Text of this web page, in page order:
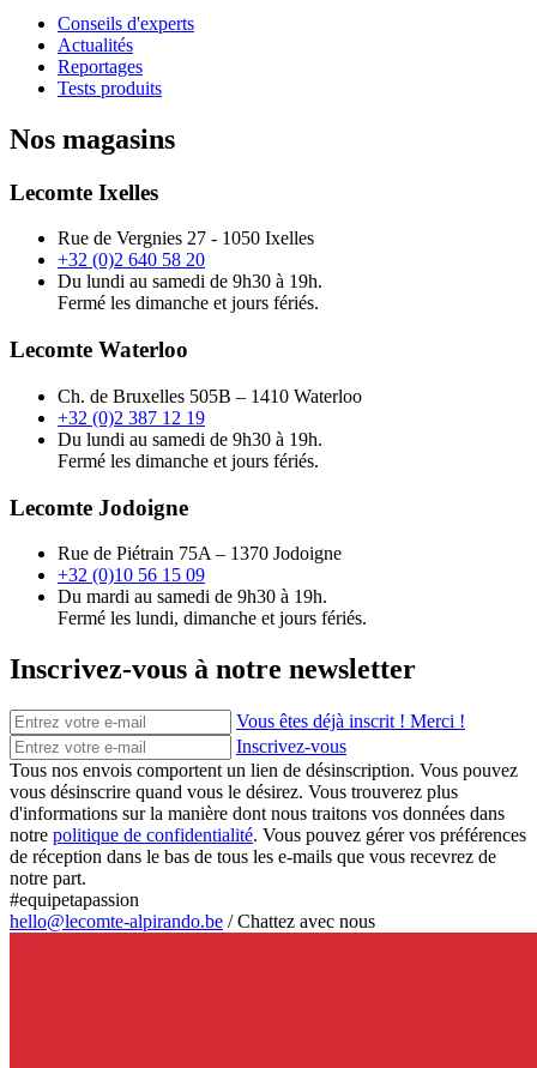
Conseils d'experts
Actualités
Reportages
Tests produits
Nos magasins
Lecomte Ixelles
Rue de Vergnies 27 - 1050 Ixelles
+32 (0)2 640 58 20
Du lundi au samedi de 9h30 à 19h.
Fermé les dimanche et jours fériés.
Lecomte Waterloo
Ch. de Bruxelles 505B – 1410 Waterloo
+32 (0)2 387 12 19
Du lundi au samedi de 9h30 à 19h.
Fermé les dimanche et jours fériés.
Lecomte Jodoigne
Rue de Piétrain 75A – 1370 Jodoigne
+32 (0)10 56 15 09
Du mardi au samedi de 9h30 à 19h.
Fermé les lundi, dimanche et jours fériés.
Inscrivez-vous à notre newsletter
Vous êtes déjà inscrit ! Merci !
Inscrivez-vous
Tous nos envois comportent un lien de désinscription. Vous pouvez
vous désinscrire quand vous le désirez. Vous trouverez plus
d'informations sur la manière dont nous traitons vos données dans
notre politique de confidentialité. Vous pouvez gérer vos préférences
de réception dans le bas de tous les e-mails que vous recevrez de
notre part.
#equipetapassion
hello@lecomte-alpirando.be /Chattez avec nous